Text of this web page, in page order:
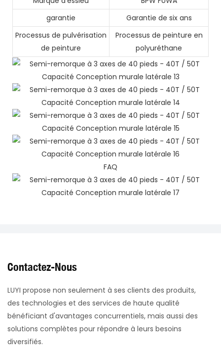
garantie
Garantie de six ans
Processus de pulvérisation
de peinture
Processus de peinture en
polyuréthane
FAQ
Contactez-Nous
LUYI propose non seulement à ses clients des produits,
des technologies et des services de haute qualité
bénéficiant d'avantages concurrentiels, mais aussi des
solutions complètes pour répondre à leurs besoins
diversifiés.